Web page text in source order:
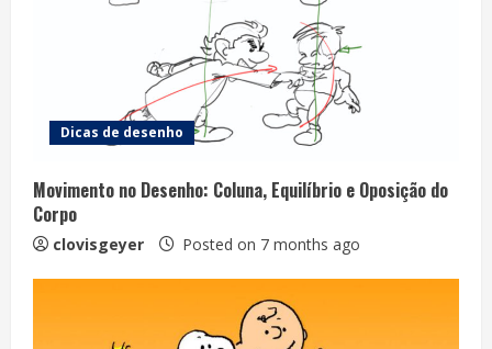
Dicas de desenho
Movimento no Desenho: Coluna, Equilíbrio e Oposição do
Corpo
clovisgeyer Posted on 7 months ago